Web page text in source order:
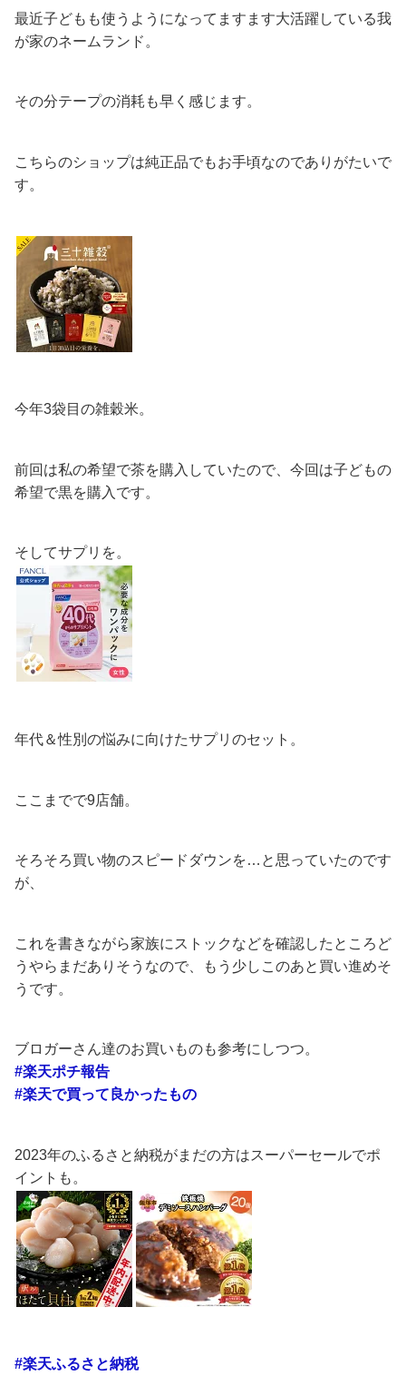
最近子どもも使うようになってますます大活躍している我
が家のネームランド。
その分テープの消耗も早く感じます。
こちらのショップは純正品でもお手頃なのでありがたいで
す。
今年3袋目の雑穀米。
前回は私の希望で茶を購入していたので、今回は子どもの
希望で黒を購入です。
そしてサプリを。
年代＆性別の悩みに向けたサプリのセット。
ここまでで9店舗。
そろそろ買い物のスピードダウンを…と思っていたのです
が、
これを書きながら家族にストックなどを確認したところど
うやらまだありそうなので、もう少しこのあと買い進めそ
うです。
ブロガーさん達のお買いものも参考にしつつ。
#楽天ポチ報告
#楽天で買って良かったもの
2023年のふるさと納税がまだの方はスーパーセールでポ
イントも。
#楽天ふるさと納税